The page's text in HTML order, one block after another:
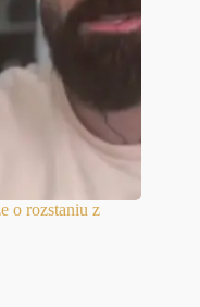
o rozstaniu z